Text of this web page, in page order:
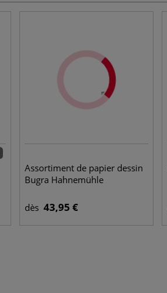
Assortiment de papier dessin
Bugra Hahnemühle
dès 43,95 €